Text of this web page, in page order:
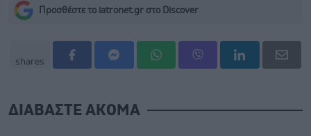
Προσθέστε το iatronet.gr στο Discover
shares
ΔΙΑΒΑΣΤΕ ΑΚΟΜΑ